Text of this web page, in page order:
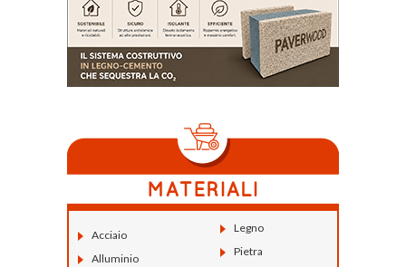
Acciaio
Alluminio
Legno
Pietra